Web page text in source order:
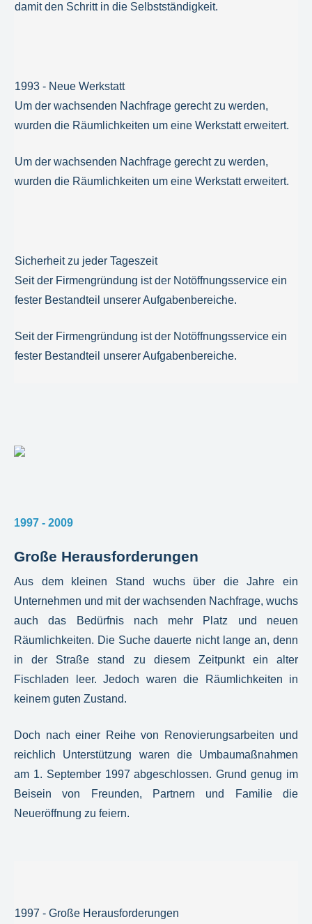
damit den Schritt in die Selbstständigkeit.
1993 - Neue Werkstatt
Um der wachsenden Nachfrage gerecht zu werden,
wurden die Räumlichkeiten um eine Werkstatt erweitert.
Um der wachsenden Nachfrage gerecht zu werden,
wurden die Räumlichkeiten um eine Werkstatt erweitert.
Sicherheit zu jeder Tageszeit
Seit der Firmengründung ist der Notöffnungsservice ein
fester Bestandteil unserer Aufgabenbereiche.
Seit der Firmengründung ist der Notöffnungsservice ein
fester Bestandteil unserer Aufgabenbereiche.
1997 - 2009
Große Herausforderungen
Aus dem kleinen Stand wuchs über die Jahre ein
Unternehmen und mit der wachsenden Nachfrage, wuchs
auch das Bedürfnis nach mehr Platz und neuen
Räumlichkeiten. Die Suche dauerte nicht lange an, denn
in der Straße stand zu diesem Zeitpunkt ein alter
Fischladen leer. Jedoch waren die Räumlichkeiten in
keinem guten Zustand.
Doch nach einer Reihe von Renovierungsarbeiten und
reichlich Unterstützung waren die Umbaumaßnahmen
am 1. September 1997 abgeschlossen. Grund genug im
Beisein von Freunden, Partnern und Familie die
Neueröffnung zu feiern.
1997 - Große Herausforderungen